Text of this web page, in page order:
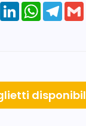
Email LinkedInWhatsApp